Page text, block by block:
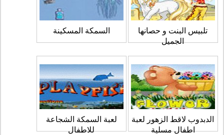
تلبيس البنت و حصانها
الجميل
السمكة المسكينة
الدبدوب لاقط الزهور لعبة
اطفال مسلية
لعبة السمكة الشجاعة
للاطفال